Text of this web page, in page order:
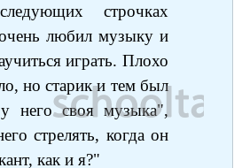
строчках
любил музыку и
играть. Плохо
но старик и тем был
него своя музыка",
стрелять, когда он
как и я?"